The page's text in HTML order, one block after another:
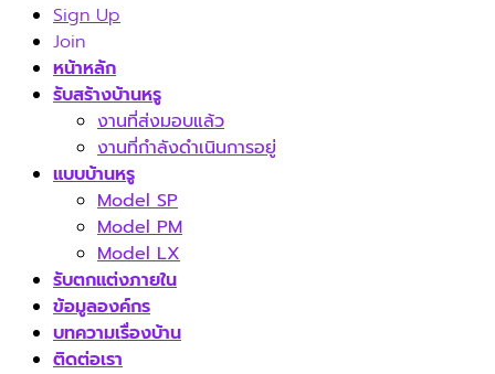
Sign Up
Join
หน้าหลัก
รับสร้างบ้านหรู
งานที่ส่งมอบแล้ว
งานที่กำลังดำเนินการอยู่
แบบบ้านหรู
Model SP
Model PM
Model LX
รับตกแต่งภายใน
ข้อมูลองค์กร
บทความเรื่องบ้าน
ติดต่อเรา